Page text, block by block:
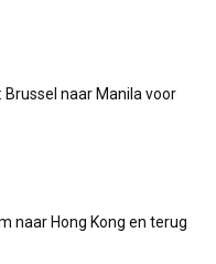
Brussel naar Manila voor
naar Hong Kong en terug